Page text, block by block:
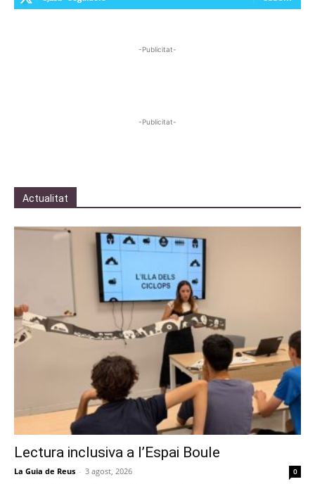
-Publicitat-
-Publicitat-
Actualitat
Lectura inclusiva a l’Espai Boule
La Guia de Reus - 3 agost, 2026 0